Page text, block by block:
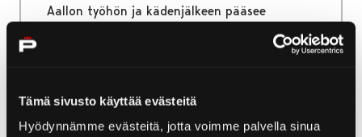
Tämä sivusto käyttää evästeitä
Hyödynnämme evästeitä, jotta voimme palvella sinua
Aallon työhön ja kädenjälkeen pääsee
tutustumaan useissa kohteissa erilaisten